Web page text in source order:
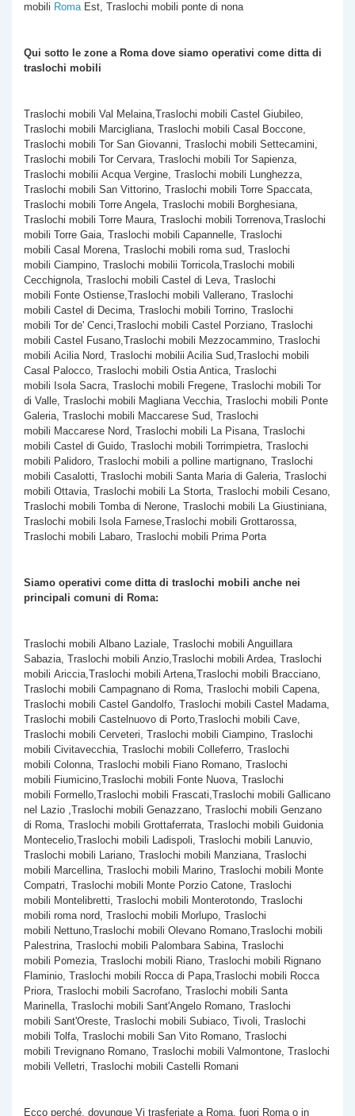
mobili RomaEst, Traslochi mobili ponte di nona
Qui sotto le zone a Roma dove siamo operativi come ditta di
traslochi mobili
Traslochi mobili Val Melaina,Traslochi mobili Castel Giubileo,
Traslochi mobili Marcigliana, Traslochi mobili Casal Boccone,
Traslochi mobili Tor San Giovanni, Traslochi mobili Settecamini,
Traslochi mobili Tor Cervara, Traslochi mobili Tor Sapienza,
Traslochi mobilii Acqua Vergine, Traslochi mobili Lunghezza,
Traslochi mobili San Vittorino, Traslochi mobili Torre Spaccata,
Traslochi mobili Torre Angela, Traslochi mobili Borghesiana,
Traslochi mobili Torre Maura, Traslochi mobili Torrenova,Traslochi
mobili Torre Gaia, Traslochi mobili Capannelle, Traslochi
mobili Casal Morena, Traslochi mobili roma sud, Traslochi
mobili Ciampino, Traslochi mobilii Torricola,Traslochi mobili
Cecchignola, Traslochi mobili Castel di Leva, Traslochi
mobili Fonte Ostiense,Traslochi mobili Vallerano, Traslochi
mobili Castel di Decima, Traslochi mobili Torrino, Traslochi
mobili Tor de' Cenci,Traslochi mobili Castel Porziano, Traslochi
mobili Castel Fusano,Traslochi mobili Mezzocammino, Traslochi
mobili Acilia Nord, Traslochi mobilii Acilia Sud,Traslochi mobili
Casal Palocco, Traslochi mobili Ostia Antica, Traslochi
mobili Isola Sacra, Traslochi mobili Fregene, Traslochi mobili Tor
di Valle, Traslochi mobili Magliana Vecchia, Traslochi mobili Ponte
Galeria, Traslochi mobili Maccarese Sud, Traslochi
mobili Maccarese Nord, Traslochi mobili La Pisana, Traslochi
mobili Castel di Guido, Traslochi mobili Torrimpietra, Traslochi
mobili Palidoro, Traslochi mobili a polline martignano, Traslochi
mobili Casalotti, Traslochi mobili Santa Maria di Galeria, Traslochi
mobili Ottavia, Traslochi mobili La Storta, Traslochi mobili Cesano,
Traslochi mobili Tomba di Nerone, Traslochi mobili La Giustiniana,
Traslochi mobili Isola Farnese,Traslochi mobili Grottarossa,
Traslochi mobili Labaro, Traslochi mobili Prima Porta
Siamo operativi come ditta di traslochi mobili anche nei
principali comuni di Roma:
Traslochi mobili Albano Laziale, Traslochi mobili Anguillara
Sabazia, Traslochi mobili Anzio,Traslochi mobili Ardea, Traslochi
mobili Ariccia,Traslochi mobili Artena,Traslochi mobili Bracciano,
Traslochi mobili Campagnano di Roma, Traslochi mobili Capena,
Traslochi mobili Castel Gandolfo, Traslochi mobili Castel Madama,
Traslochi mobili Castelnuovo di Porto,Traslochi mobili Cave,
Traslochi mobili Cerveteri, Traslochi mobili Ciampino, Traslochi
mobili Civitavecchia, Traslochi mobili Colleferro, Traslochi
mobili Colonna, Traslochi mobili Fiano Romano, Traslochi
mobili Fiumicino,Traslochi mobili Fonte Nuova, Traslochi
mobili Formello,Traslochi mobili Frascati,Traslochi mobili Gallicano
nel Lazio ,Traslochi mobili Genazzano, Traslochi mobili Genzano
di Roma, Traslochi mobili Grottaferrata, Traslochi mobili Guidonia
Montecelio,Traslochi mobili Ladispoli, Traslochi mobili Lanuvio,
Traslochi mobili Lariano, Traslochi mobili Manziana, Traslochi
mobili Marcellina, Traslochi mobili Marino, Traslochi mobili Monte
Compatri, Traslochi mobili Monte Porzio Catone, Traslochi
mobili Montelibretti, Traslochi mobili Monterotondo, Traslochi
mobili roma nord, Traslochi mobili Morlupo, Traslochi
mobili Nettuno,Traslochi mobili Olevano Romano,Traslochi mobili
Palestrina, Traslochi mobili Palombara Sabina, Traslochi
mobili Pomezia, Traslochi mobili Riano, Traslochi mobili Rignano
Flaminio, Traslochi mobili Rocca di Papa,Traslochi mobili Rocca
Priora, Traslochi mobili Sacrofano, Traslochi mobili Santa
Marinella, Traslochi mobili Sant'Angelo Romano, Traslochi
mobili Sant'Oreste, Traslochi mobili Subiaco, Tivoli, Traslochi
mobili Tolfa, Traslochi mobili San Vito Romano, Traslochi
mobili Trevignano Romano, Traslochi mobili Valmontone, Traslochi
mobili Velletri, Traslochi mobili Castelli Romani
Ecco perché, dovunque Vi trasferiate a Roma, fuori Roma o in